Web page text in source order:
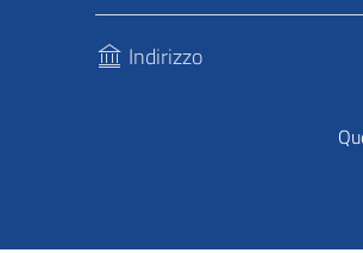
Indirizzo
71037, Monte Sant'Angelo (Fg)